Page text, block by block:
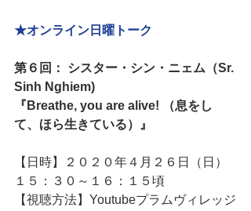
★オンライン日曜トーク
第６回： シスター・シン・ニェム（Sr.
Sinh Nghiem)
『Breathe, you are alive! （息をし
て、ほら生きている）』
【日時】‪２０２０年４月２６日（日）
１５：３０～１６：１５‬頃
【視聴方法】Youtubeプラムヴィレッジ